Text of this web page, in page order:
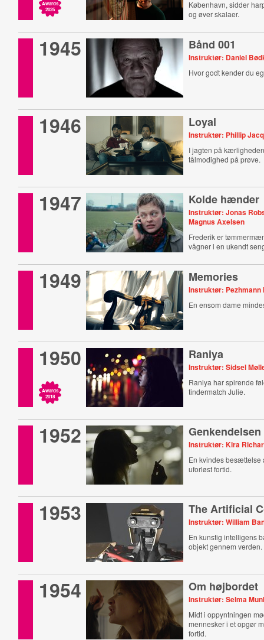
Awards
2025
København, sidder
og øver skalaer.
1945 Bånd 001
Instruktør: Daniel
Hvor godt kender du
1946 Loyal
Instruktør: Phillip
I jagten på
tålmodighed på prøve.
1947 Kolde hænder
Instruktør: Jonas
Magnus Axelsen
Frederik er
vågner i en ukendt
1949 Memories
Instruktør: Pezhmann
En ensom dame
1950
Awards
2018
Raniya
Instruktør: Sidsel
Raniya har spirende
tindermatch Julie.
1952 Genkendelsen
Instruktør: Kira
En kvindes besættelse
uforløst fortid.
1953 The Artificial
Instruktør: William
En kunstig intelligens
objekt gennem verden.
1954 Om højbordet
Instruktør: Selma
Midt i oppyntningen
mennesker i et opgør
fortid.